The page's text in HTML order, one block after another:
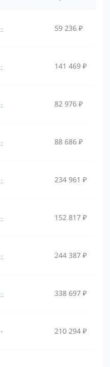
- 59 236 ₽
- 141 469 ₽
- 82 976 ₽
- 88 686 ₽
- 234 961 ₽
- 152 817 ₽
- 244 387 ₽
- 338 697 ₽
- 210 294 ₽